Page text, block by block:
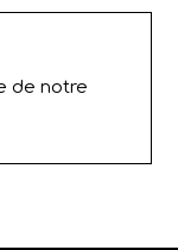
de notre